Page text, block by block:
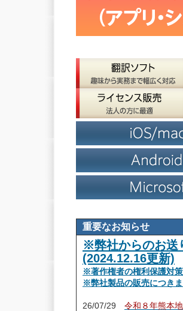
重要なお知らせ
※弊社からのお送
(2024.12.16更新)
※著作権者の権利保護対
※弊社製品の販売につき
26/07/29 令和８年熊本